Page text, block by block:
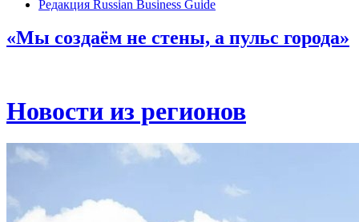
Редакция Russian Business Guide
«Мы создаём не стены, а пульс города»
Новости из регионов